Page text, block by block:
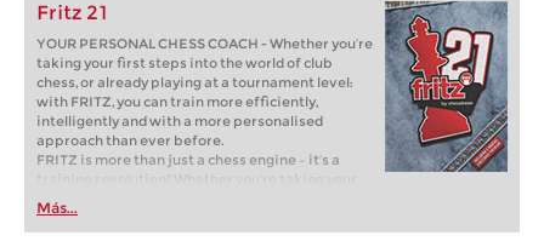
Fritz 21
YOUR PERSONAL CHESS COACH - Whether you’re
taking your first steps into the world of club
chess, or already playing at a tournament level:
with FRITZ, you can train more efficiently,
intelligently and with a more personalised
approach than ever before.
FRITZ is more than just a chess engine – it’s a
training revolution! Whether you’re taking your
first steps into the world of club chess, or already
playing at a tournament level: with FRITZ, you can
train more efficiently, intelligently and with a
Más...